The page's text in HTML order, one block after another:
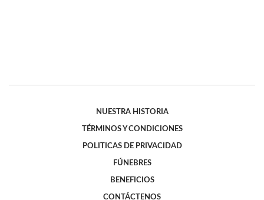
NUESTRA HISTORIA
TÉRMINOS Y CONDICIONES
POLITICAS DE PRIVACIDAD
FÚNEBRES
BENEFICIOS
CONTÁCTENOS